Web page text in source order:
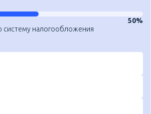
50%
налогообложения